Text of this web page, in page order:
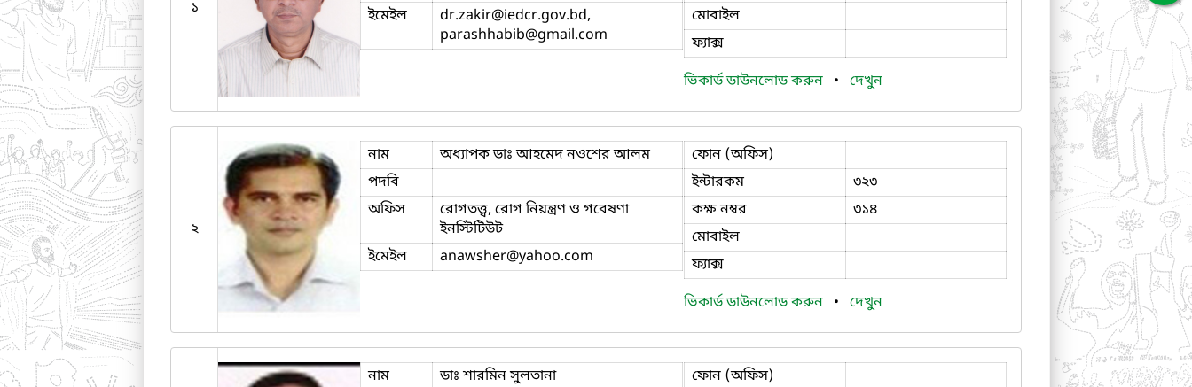
১
ইমেইল
dr.zakir@iedcr.gov.bd,
parashhabib@gmail.com
মোবাইল
ফ্যাক্স
ভিকার্ড ডাউনলোড করুন • দেখুন
২
নাম
অধ্যাপক ডাঃ আহমেদ নওশের আলম
পদবি
অফিস
রোগতত্ত্ব, রোগ নিয়ন্ত্রণ ও গবেষণা
ইনস্টিটিউট
ইমেইল
anawsher@yahoo.com
ফোন (অফিস)
ইন্টারকম
৩২৩
কক্ষ নম্বর
৩১৪
মোবাইল
ফ্যাক্স
ভিকার্ড ডাউনলোড করুন • দেখুন
নাম
ডাঃ শারমিন সুলতানা
ফোন (অফিস)